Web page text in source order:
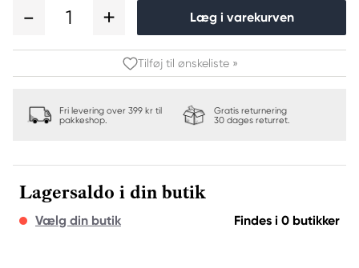
1 Læg i varekurven
Tilføj til ønskeliste »
Fri levering over 399 kr til
pakkeshop.
Gratis returnering
30 dages returret.
Lagersaldo i din butik
Vælg din butik Findes i 0 butikker